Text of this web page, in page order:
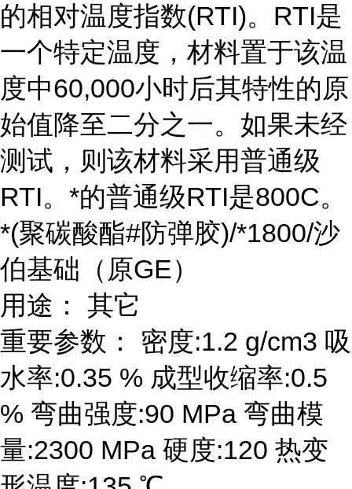
的相对温度指数(RTI)。RTI是
一个特定温度，材料置于该温
度中60,000小时后其特性的原
始值降至二分之一。如果未经
测试，则该材料采用普通级
RTI。*的普通级RTI是800C。
*(聚碳酸酯#防弹胶)/*1800/沙
伯基础（原GE）
用途： 其它
重要参数： 密度:1.2 g/cm3 吸
水率:0.35 % 成型收缩率:0.5
% 弯曲强度:90 MPa 弯曲模
量:2300 MPa 硬度:120 热变